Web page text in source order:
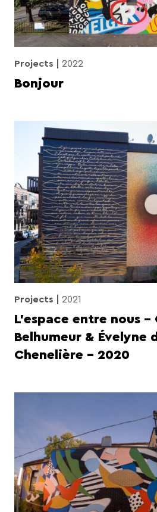
Projects 2022
Bonjour
Projects 2021
L’espace entre nous –
Belhumeur & Évelyne
Chenelière – 2020